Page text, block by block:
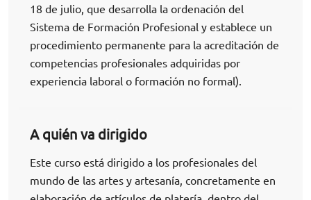
18 de julio, que desarrolla la ordenación del
Sistema de Formación Profesional y establece un
procedimiento permanente para la acreditación de
competencias profesionales adquiridas por
experiencia laboral o formación no formal).
A quién va dirigido
Este curso está dirigido a los profesionales del
mundo de las artes y artesanía, concretamente en